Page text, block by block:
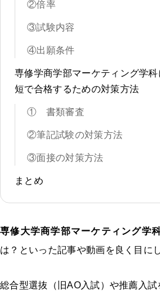
②倍率
③試験内容
④出願条件
専修学商学部マーケティング学
短で合格するための対策方法
① 書類審査
②筆記試験の対策方法
③面接の対策方法
まとめ
専修大学商学部マーケティング学
は？といった記事や動画を良く目に
総合型選抜（旧AO入試）や推薦入